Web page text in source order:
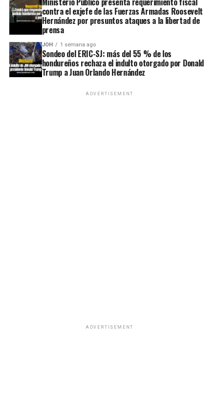
contra el exjefe de las Fuerzas Armadas Roosevelt
Hernández por presuntos ataques a la libertad de
prensa
JOH 1 semana ago
Sondeo del ERIC-SJ: más del 55 % de los
hondureños rechaza el indulto otorgado por Donald
Trump a Juan Orlando Hernández
ADVERTISEMENT
ADVERTISEMENT